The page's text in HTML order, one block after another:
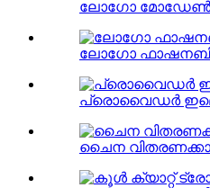
ലോഗോ മോഡേൺ
ലോഗോ
പ്രൊവൈഡർ
ചൈന